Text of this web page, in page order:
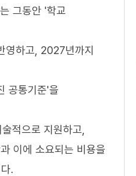
그동안 '학교
영하고, 2027년까지
공통기준'을
적으로 지원하고,
이에 소요되는 비용을
.